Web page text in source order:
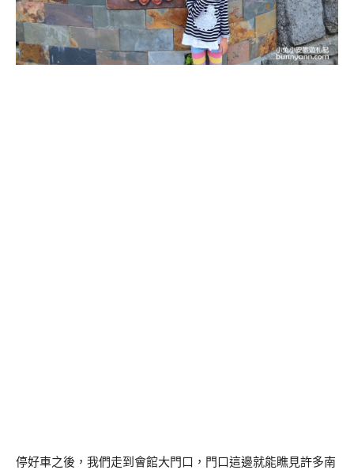
停好車之後，我們走到會館大門口，門口這邊就能瞧見許多南